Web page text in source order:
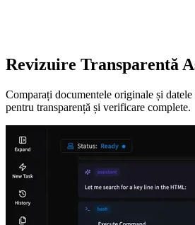
Revizuire Transparentă
Comparați documentele originale și
pentru transparență și verificare complete.